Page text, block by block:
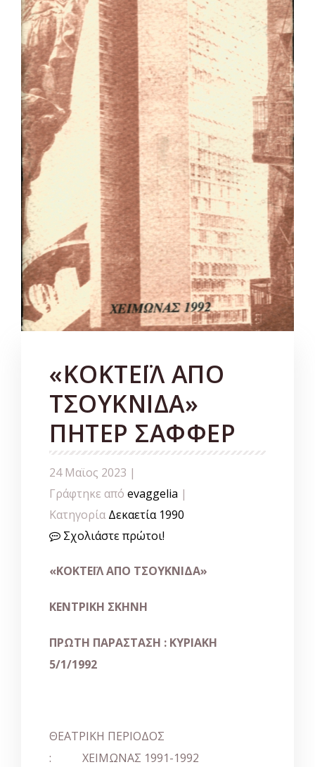
«ΚΟΚΤΕΪΛ ΑΠΟ
ΤΣΟΥΚΝΙΔΑ»
ΠΗΤΕΡ ΣΑΦΦΕΡ
24 Μαϊος 2023 |
Γράφτηκε από evaggelia |
Κατηγορία Δεκαετία 1990
Σχολιάστε πρώτοι!
«ΚΟΚΤΕΪΛ ΑΠΟ ΤΣΟΥΚΝΙΔΑ»
ΚΕΝΤΡΙΚΗ ΣΚΗΝΗ
ΠΡΩΤΗ ΠΑΡΑΣΤΑΣΗ : ΚΥΡΙΑΚΗ
5/1/1992
ΘΕΑΤΡΙΚΗ ΠΕΡΙΟΔΟΣ
: ΧΕΙΜΩΝΑΣ 1991-1992